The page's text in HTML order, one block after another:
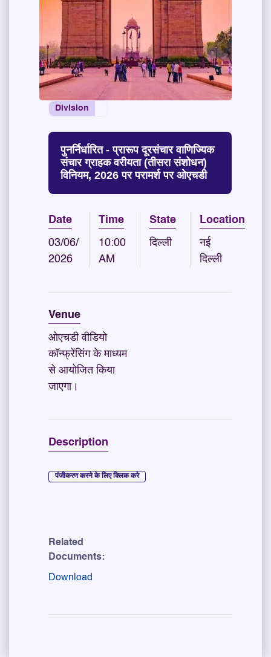
Division
पुनर्निर्धारित - प्रारूप दूरसंचार वाणिज्यिक
संचार ग्राहक वरीयता (तीसरा संशोधन)
विनियम, 2026 पर परामर्श पर ओएचडी
Date
03/06/
2026
Time
10:00
AM
State
दिल्ली
Location
नई
दिल्ली
Venue
ओएचडी वीडियो
कॉन्फ्रेंसिंग के माध्यम
से आयोजित किया
जाएगा।
Description
पंजीकरण करने के लिए क्लिक करे
Related
Documents:
Download